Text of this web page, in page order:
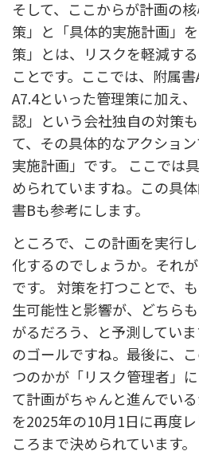
そして、ここからが計画の
策」と「具体的実施計画」
策」とは、リスクを軽減す
ことです。ここでは、附属
A7.4といった管理策に加え
認」という会社独自の対策
て、その具体的なアクショ
実施計画」です。 ここでは
められていますね。この具
書Bも参考にします。
ところで、この計画を実行
化するのでしょうか。それ
です。 対策を打つことで、
生可能性と影響が、どちら
がるだろう、と予測してい
のゴールですね。最後に、
つのかが「リスク管理者」
て計画がちゃんと進んでい
を2025年の10月1日に再度
ころまで決められています。